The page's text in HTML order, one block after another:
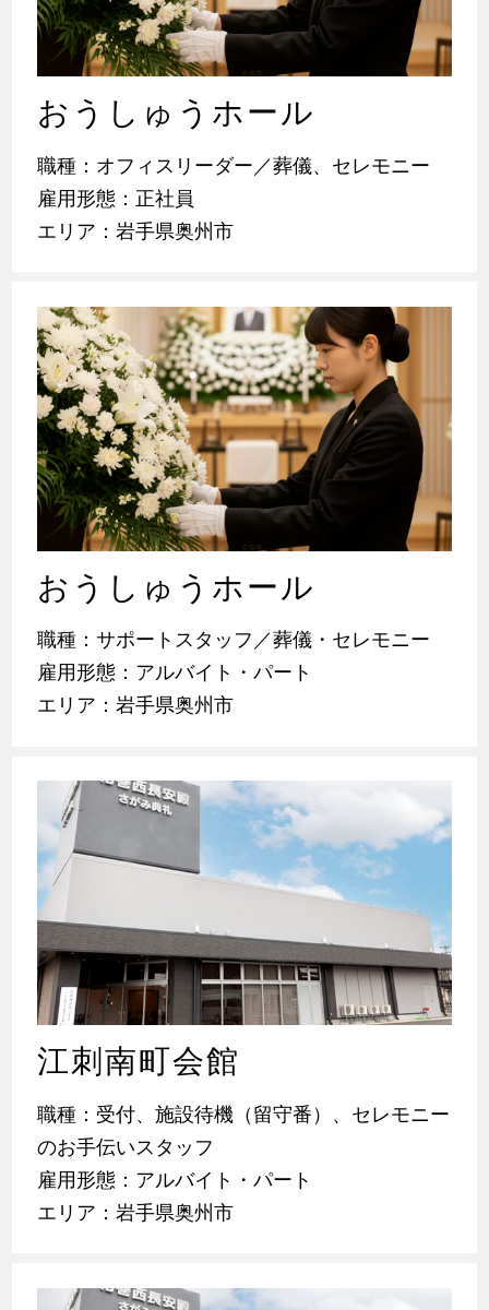
おうしゅうホール
職種：オフィスリーダー／葬儀、セレモニー
雇用形態：正社員
エリア：岩手県奥州市
おうしゅうホール
職種：サポートスタッフ／葬儀・セレモニー
雇用形態：アルバイト・パート
エリア：岩手県奥州市
江刺南町会館
職種：受付、施設待機（留守番）、セレモニー
のお手伝いスタッフ
雇用形態：アルバイト・パート
エリア：岩手県奥州市